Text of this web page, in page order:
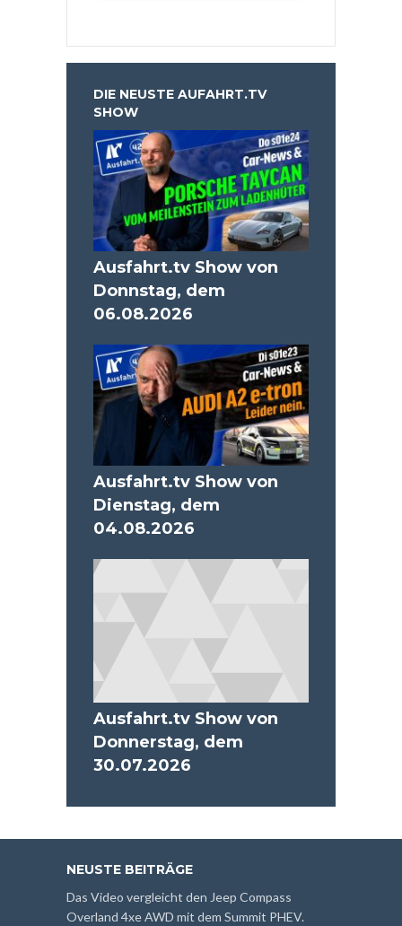
DIE NEUSTE AUFAHRT.TV
SHOW
Ausfahrt.tv Show von
Donnstag, dem
06.08.2026
Ausfahrt.tv Show von
Dienstag, dem
04.08.2026
Ausfahrt.tv Show von
Donnerstag, dem
30.07.2026
NEUSTE BEITRÄGE
Das Video vergleicht den Jeep Compass
Overland 4xe AWD mit dem Summit PHEV.